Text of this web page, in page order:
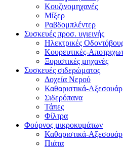
Κουζινομηχανές
Μίξερ
Ραβδομπλέντερ
Συσκευές προσ. υγιεινής
Ηλεκτρικές
Κουρευτικές-
Ξυριστικές μηχανές
Συσκευές σιδερώματος
Δοχεία Νερού
Καθαριστικά-Αξεσουάρ
Σιδερόπανα
Τάπες
Φίλτρα
Φούρνος μικροκυμάτων
Καθαριστικά-Αξεσουάρ
Πιάτα